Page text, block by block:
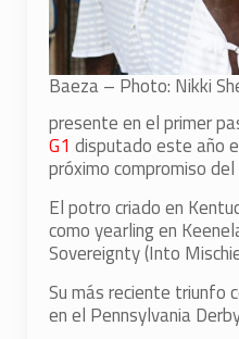
Baeza – Photo: Nikki
presente en el primer
G1 disputado este año
próximo compromiso del
El potro criado en
como yearling en
Sovereignty (Into
Su más reciente triunfo
en el Pennsylvania